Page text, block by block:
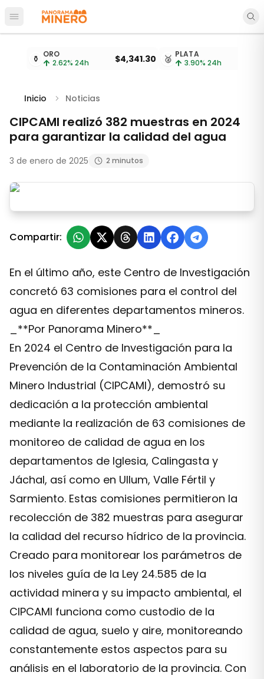
Abrir menú principal
Cotizaciones de metales actualizadas cada 15
⚱️ ORO
2.62% 24h $4,341.30 🥈 PLATA
3.90% 24h
Inicio Noticias
CIPCAMI realizó 382 muestras en 2024
para garantizar la calidad del agua
3 de enero de 2025 2 minutos
CIPCAMI realizó 382 muestras en 2024 para
Compartir:
En el último año, este Centro de Investigación
concretó 63 comisiones para el control del
agua en diferentes departamentos mineros.
_**Por Panorama Minero**_
En 2024 el Centro de Investigación para la
Prevención de la Contaminación Ambiental
Minero Industrial (CIPCAMI), demostró su
dedicación a la protección ambiental
mediante la realización de 63 comisiones de
monitoreo de calidad de agua en los
departamentos de Iglesia, Calingasta y
Jáchal, así como en Ullum, Valle Fértil y
Sarmiento. Estas comisiones permitieron la
recolección de 382 muestras para asegurar
la calidad del recurso hídrico de la provincia.
Creado para monitorear los parámetros de
los niveles guía de la Ley 24.585 de la
actividad minera y su impacto ambiental, el
CIPCAMI funciona como custodio de la
calidad de agua, suelo y aire, monitoreando
constantemente estos aspectos para su
análisis en el laboratorio de la provincia. Con